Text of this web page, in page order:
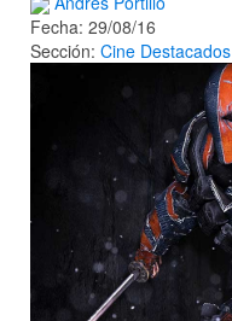
Fecha: 29/08/16
Sección: Cine Destacados